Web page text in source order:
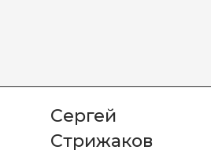
Сергей
Стрижаков